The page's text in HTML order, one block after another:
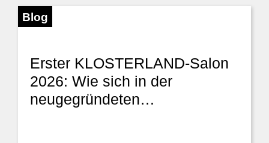
Blog
Erster KLOSTERLAND-Salon
2026: Wie sich in der
neugegründeten…